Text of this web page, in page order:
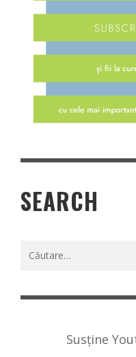
SEARCH
Caută
Susține